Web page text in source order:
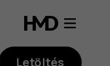
Letöltés